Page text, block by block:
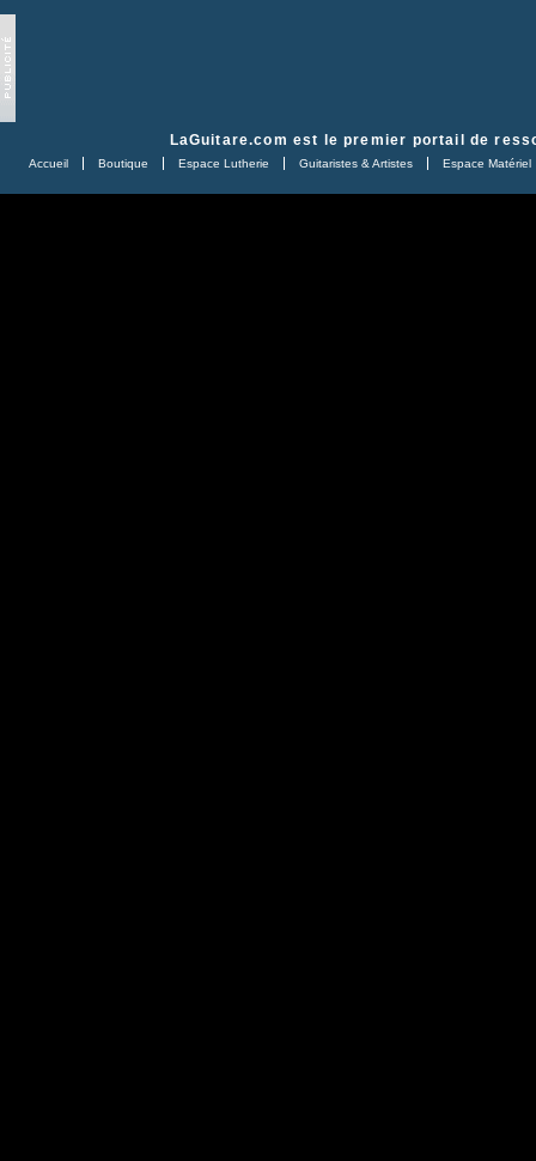
LaGuitare.com est le premier portail de
Accueil Boutique Espace Lutherie Guitaristes & Artistes Espace Matériel